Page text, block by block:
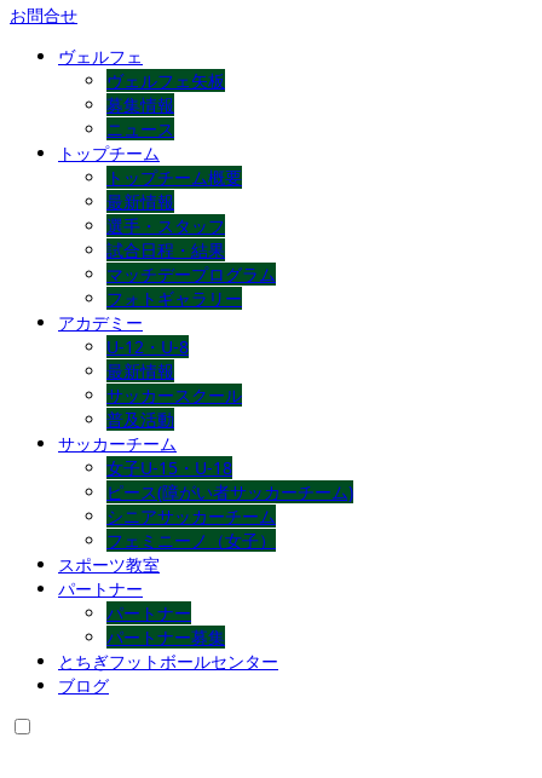
お問合せ
ヴェルフェ
ヴェルフェ矢板
募集情報
ニュース
トップチーム
トップチーム概要
最新情報
選手・スタッフ
試合日程・結果
マッチデープログラム
フォトギャラリー
アカデミー
U-12・U-8
最新情報
サッカースクール
普及活動
サッカーチーム
女子U-15・U-18
ピース(障がい者サッカーチーム)
シニアサッカーチーム
フェミニーノ（女子）
スポーツ教室
パートナー
パートナー
パートナー募集
とちぎフットボールセンター
ブログ